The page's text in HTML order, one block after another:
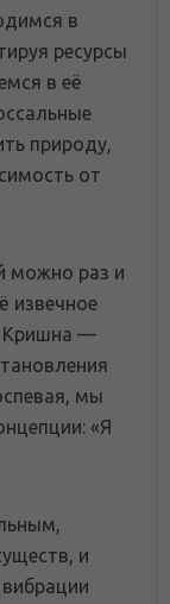
в
ресурсы
в её
природу,
от
можно раз и
извечное
Кришна —
мы
«Я
и